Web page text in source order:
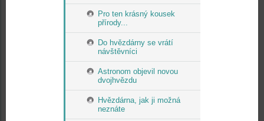
Pro ten krásný kousek
přírody...
Do hvězdárny se vrátí
návštěvníci
Astronom objevil novou
dvojhvězdu
Hvězdárna, jak ji možná
neznáte